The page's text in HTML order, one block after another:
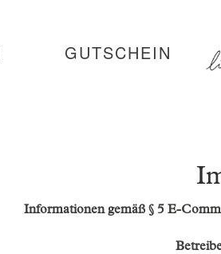
GUTSCHEIN
Informationen gemäß § 5 E-